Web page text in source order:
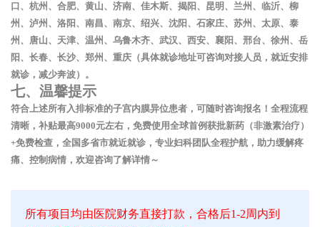
口、杭州、合肥、黄山、济南、佳木斯、揭阳、昆明、兰州、临沂、柳
州、泸州、洛阳、南昌、南京、绍兴、沈阳、石家庄、苏州、太原、泰
州、唐山、天津、温州、乌鲁木齐、武汉、西安、襄阳、邢台、徐州、岳
阳、长春、长沙、郑州、重庆（具体就诊地址可咨询对接人员，就近安排
就诊，减少奔波）。
七、温馨提示
符合上述所有入排标准的子宫内膜异位患者，可随时咨询报名！全程流程
清晰，补贴最高9000元左右，免费使用全球首例获批新药（非激素治疗）
+免费检查，全国多省市就近就诊，专业妇科团队全程护航，助力缓解疼
痛、控制病情，欢迎咨询了解详情～
所有项目均由医院财务直接打款，合格后1-2周内到